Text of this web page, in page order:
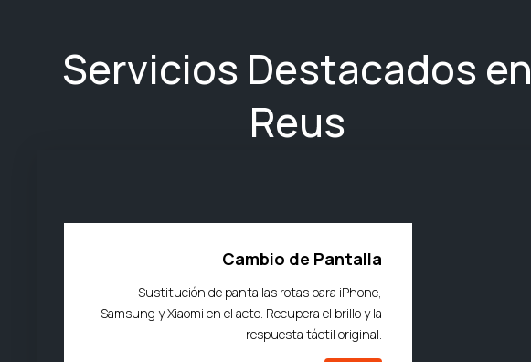
Servicios Destacados en
Reus
Cambio de Pantalla
Sustitución de pantallas rotas para iPhone,
Samsung y Xiaomi en el acto. Recupera el brillo y la
respuesta táctil original.